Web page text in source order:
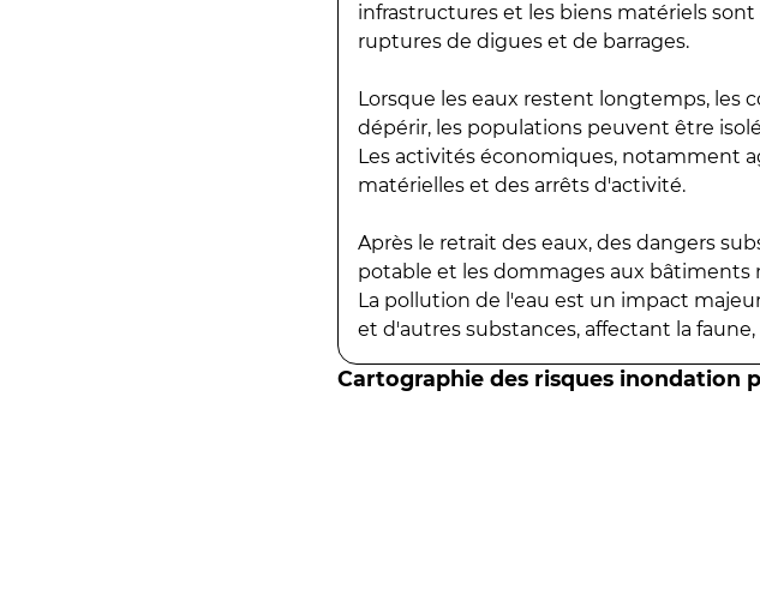
infrastructures et les biens matériels
ruptures de digues et de barrages.
Lorsque les eaux restent longtemps, les
dépérir, les populations peuvent être
Les activités économiques, notamment
matérielles et des arrêts d'activité.
Après le retrait des eaux, des dangers
potable et les dommages aux
La pollution de l'eau est un impact
et d'autres substances, affectant la
Cartographie des risques inondation